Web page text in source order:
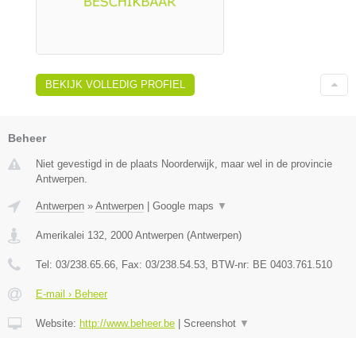
BEKIJK VOLLEDIG PROFIEL
Beheer
Niet gevestigd in de plaats Noorderwijk, maar wel in de provincie
Antwerpen.
Antwerpen » Antwerpen Google maps ▼
Amerikalei 132, 2000 Antwerpen (Antwerpen)
Tel: 03/238.65.66, Fax: 03/238.54.53, BTW-nr: BE 0403.761.510
E-mail › Beheer
Website: http://www.beheer.be Screenshot ▼